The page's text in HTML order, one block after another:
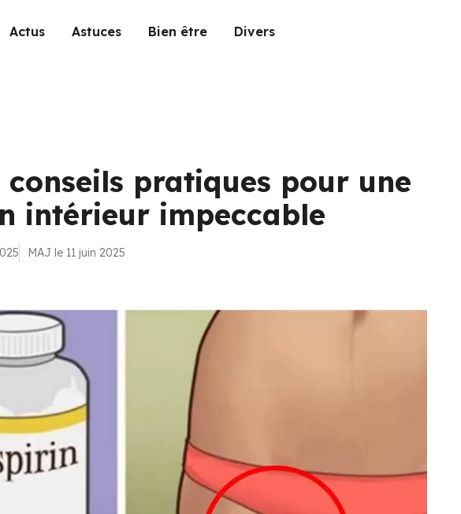
Actus Astuces Bien être Divers
conseils pratiques pour une
intérieur impeccable
MAJ le 11 juin 2025